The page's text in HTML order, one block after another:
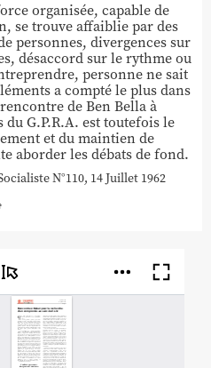
organisée, capable de
se trouve affaiblie par des
personnes, divergences sur
désaccord sur le rythme ou
personne ne sait
a compté le plus dans
de Ben Bella à
du G.P.R.A. est toutefois le
et du maintien de
aborder les débats de fond.
N°110, 14 Juillet 1962